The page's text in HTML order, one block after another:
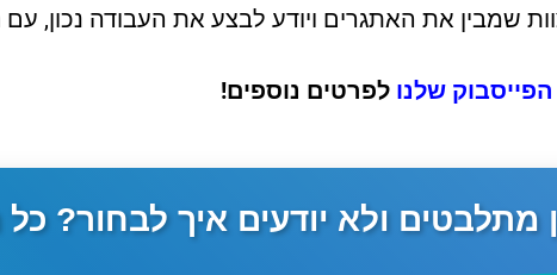
שמבין את האתגרים ויודע לבצע את העבודה נכון, עם
שלנו לפרטים נוספים!
מתלבטים ולא יודעים איך לבחור?